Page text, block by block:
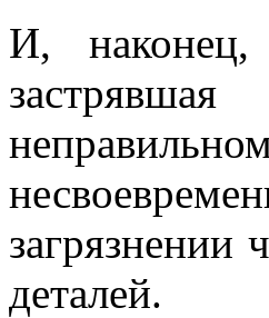
И,
загрязнении
деталей.